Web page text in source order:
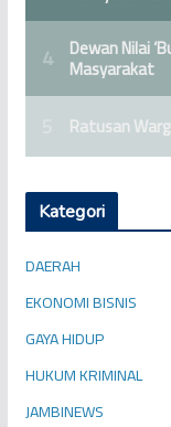
Kategori
DAERAH
EKONOMI BISNIS
GAYA HIDUP
HUKUM KRIMINAL
JAMBINEWS